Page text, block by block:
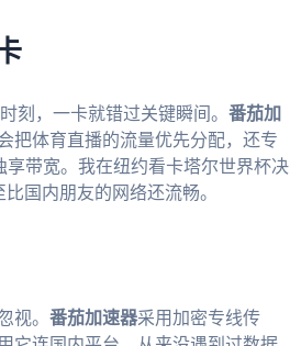
刻，一卡就错过关键瞬间。 番茄加
把体育直播的流量优先分配，还专
带宽。我在纽约看卡塔尔世界杯决
国内朋友的网络还流畅。
视。 番茄加速器采用加密专线传